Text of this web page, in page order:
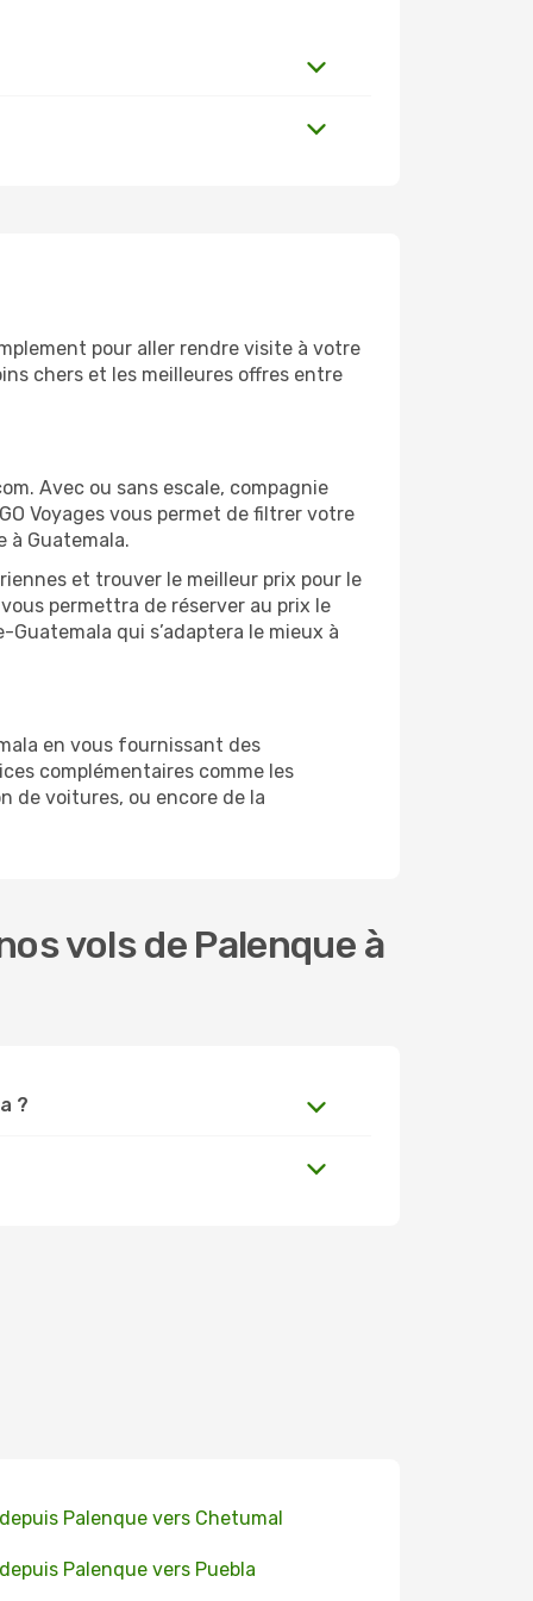
pour aller rendre visite à votre
chers et les meilleures offres entre
Avec ou sans escale, compagnie
Voyages vous permet de filtrer votre
à Guatemala.
et trouver le meilleur prix pour le
permettra de réserver au prix le
qui s’adaptera le mieux à
en vous fournissant des
complémentaires comme les
de voitures, ou encore de la
vols de Palenque à
?
Palenque vers Chetumal
Palenque vers Puebla